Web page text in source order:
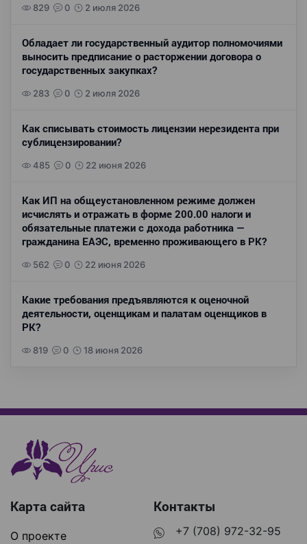
829 0 2 июля 2026
Обладает ли государственный аудитор полномочиями
выносить предписание о расторжении договора о
государственных закупках?
283 0 2 июля 2026
Как списывать стоимость лицензии нерезидента при
сублицензировании?
485 0 22 июня 2026
Как ИП на общеустановленном режиме должен
исчислять и отражать в форме 200.00 налоги и
обязательные платежи с дохода работника —
гражданина ЕАЭС, временно проживающего в РК?
562 0 22 июня 2026
Какие требования предъявляются к оценочной
деятельности, оценщикам и палатам оценщиков в
РК?
819 0 18 июня 2026
Карта сайта
О проекте
Контакты
+7 (708) 972-32-95